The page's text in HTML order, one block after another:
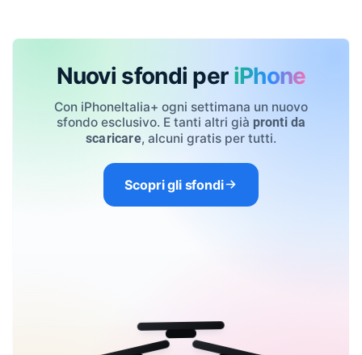
Nuovi sfondi per iPhone
Con iPhoneItalia+ ogni settimana un nuovo
sfondo esclusivo. E tanti altri già pronti da
scaricare, alcuni gratis per tutti.
Scopri gli sfondi